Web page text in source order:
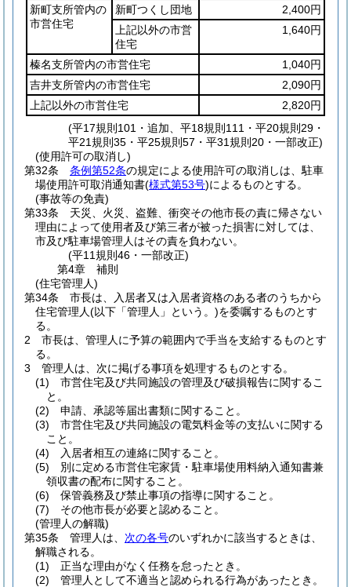
新町支所管内の
市営住宅
新町つくし団地
2,400円
上記以外の市営
住宅
1,640円
榛名支所管内の市営住宅
1,040円
吉井支所管内の市営住宅
2,090円
上記以外の市営住宅
2,820円
(平17規則101・追加、平18規則111・平20規則29・
平21規則35・平25規則57・平31規則20・一部改正)
(使用許可の取消し)
第32条
条例第52条の規定による使用許可の取消しは、駐車
場使用許可取消通知書(様式第53号)によるものとする。
(事故等の免責)
第33条
天災、火災、盗難、衝突その他市長の責に帰さない
理由によって使用者及び第三者が被った損害に対しては、
市及び駐車場管理人はその責を負わない。
(平11規則46・一部改正)
第4章
補則
(住宅管理人)
第34条
市長は、入居者又は入居者資格のある者のうちから
住宅管理人(以下「管理人」という。)を委嘱するものとす
る。
2
市長は、管理人に予算の範囲内で手当を支給するものとす
る。
3
管理人は、次に掲げる事項を処理するものとする。
(1)
市営住宅及び共同施設の管理及び破損報告に関するこ
と。
(2)
申請、承認等届出書類に関すること。
(3)
市営住宅及び共同施設の電気料金等の支払いに関する
こと。
(4)
入居者相互の連絡に関すること。
(5)
別に定める市営住宅家賃・駐車場使用料納入通知書兼
領収書の配布に関すること。
(6)
保管義務及び禁止事項の指導に関すること。
(7)
その他市長が必要と認めること。
(管理人の解職)
第35条
管理人は、 次の各号のいずれかに該当するときは、
解職される。
(1)
正当な理由がなく任務を怠ったとき。
(2)
管理人として不適当と認められる行為があったとき。